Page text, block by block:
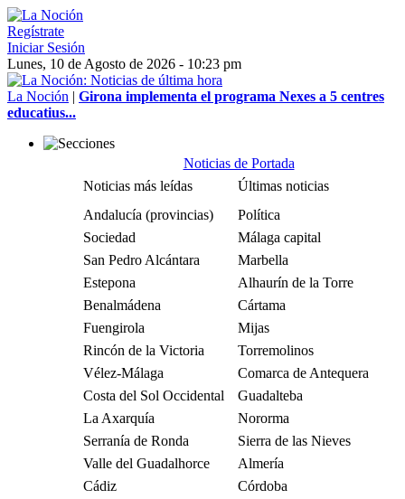
Regístrate
Iniciar Sesión
Lunes, 10 de Agosto de 2026 - 10:23 pm
La Noción | Girona implementa el programa Nexes a 5 centres
educatius...
Noticias de Portada
Noticias más leídas
Últimas noticias
Andalucía (provincias)
Política
Sociedad
Málaga capital
San Pedro Alcántara
Marbella
Estepona
Alhaurín de la Torre
Benalmádena
Cártama
Fuengirola
Mijas
Rincón de la Victoria
Torremolinos
Vélez-Málaga
Comarca de Antequera
Costa del Sol Occidental
Guadalteba
La Axarquía
Nororma
Serranía de Ronda
Sierra de las Nieves
Valle del Guadalhorce
Almería
Cádiz
Córdoba